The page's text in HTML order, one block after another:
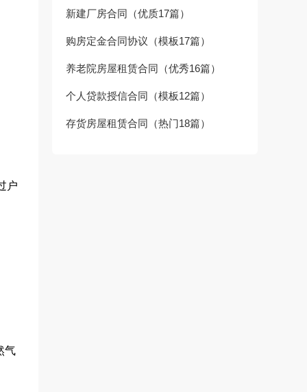
户
气
新建厂房合同（优质17篇）
购房定金合同协议（模板17篇）
养老院房屋租赁合同（优秀16篇）
个人贷款授信合同（模板12篇）
存货房屋租赁合同（热门18篇）